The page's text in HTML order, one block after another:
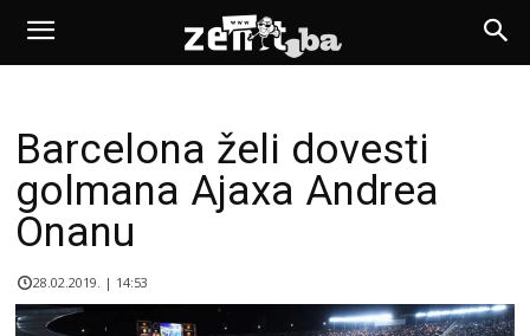
Barcelona želi dovesti
golmana Ajaxa Andrea
Onanu
28.02.2019. | 14:53